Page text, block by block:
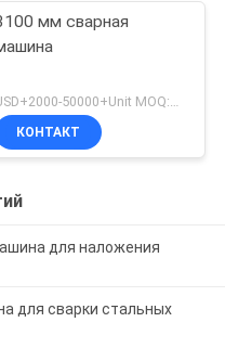
мм сварная
USD+2000-50000+Unit MOQ:1 единица
КОНТАКТ
для наложения
для сварки стальных